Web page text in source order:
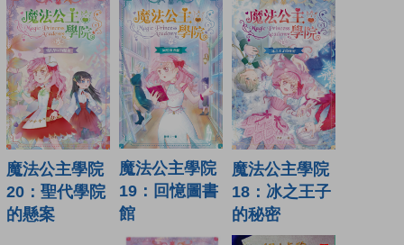
魔法公主學院
20：聖代學院
的懸案
魔法公主學院
19：回憶圖書
館
魔法公主學院
18：冰之王子
的秘密